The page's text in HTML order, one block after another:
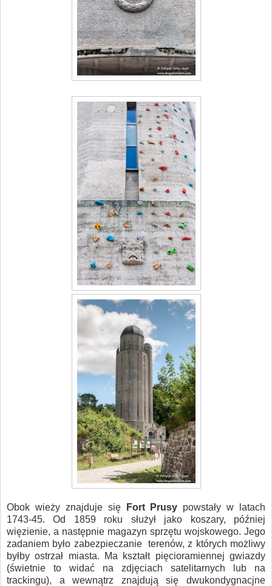
Obok wieży znajduje się Fort Prusy powstały w latach
1743-45. Od 1859 roku służył jako koszary, później
więzienie, a następnie magazyn sprzętu wojskowego. Jego
zadaniem było zabezpieczanie terenów, z których możliwy
byłby ostrzał miasta. Ma kształt pięcioramiennej gwiazdy
(świetnie to widać na zdjęciach satelitarnych lub na
trackingu), a wewnątrz znajdują się dwukondygnacjne